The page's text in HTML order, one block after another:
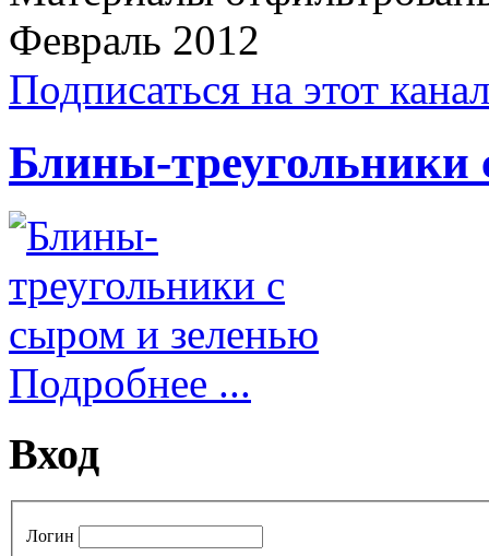
Февраль 2012
Подписаться на этот
Блины-треугольники
Подробнее ...
Вход
Логин